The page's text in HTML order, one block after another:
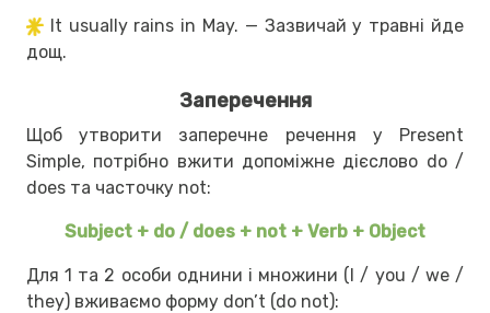
It usually rains in May. — Зазвичай у травні йде
дощ.
Заперечення
Щоб утворити заперечне речення у Present
Simple, потрібно вжити допоміжне дієслово do /
does та часточку not:
Subject + do / does + not + Verb + Object
Для 1 та 2 особи однини і множини (I / you / we /
they) вживаємо форму don’t (do not):